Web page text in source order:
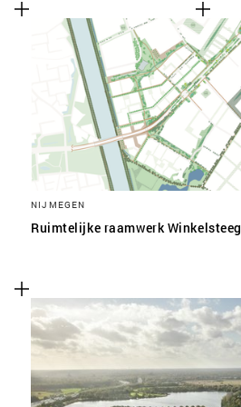
NIJMEGEN
Ruimtelijke raamwerk Winkelsteeg